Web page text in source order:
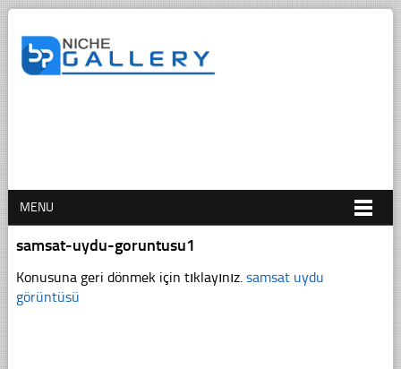
MENU
samsat-uydu-goruntusu1
Konusuna geri dönmek için tıklayınız. samsat uydu
görüntüsü